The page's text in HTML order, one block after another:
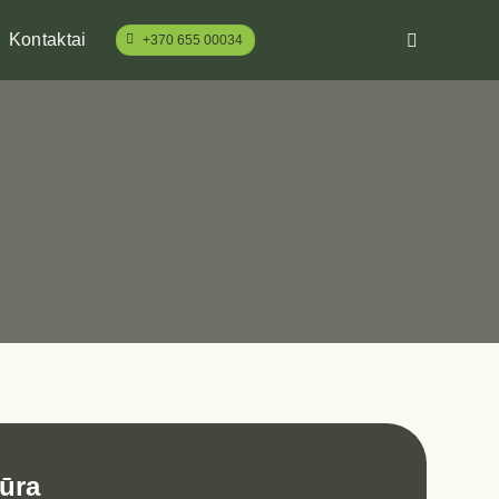
Kontaktai +370 655 00034